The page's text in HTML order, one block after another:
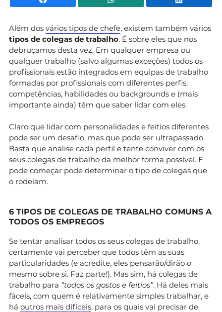
Além dos vários tipos de chefe, existem também vários
tipos de colegas de trabalho. É sobre eles que nos
debruçamos desta vez. Em qualquer empresa ou
qualquer trabalho (salvo algumas exceções) todos os
profissionais estão integrados em equipas de trabalho
formadas por profissionais com diferentes perfis,
competências, habilidades ou backgrounds e (mais
importante ainda) têm que saber lidar com eles.
Claro que lidar com personalidades e feitios diferentes
pode ser um desafio, mas que pode ser ultrapassado.
Basta que analise cada perfil e tente conviver com os
seus colegas de trabalho da melhor forma possível. E
pode começar pode determinar o tipo de colegas que
o rodeiam.
6 TIPOS DE COLEGAS DE TRABALHO COMUNS A
TODOS OS EMPREGOS
Se tentar analisar todos os seus colegas de trabalho,
certamente vai perceber que todos têm as suas
particularidades (e acredite, eles pensarão/dirão o
mesmo sobre si. Faz parte!). Mas sim, há colegas de
trabalho para “todos os gostos e feitios”. Há deles mais
fáceis, com quem é relativamente simples trabalhar, e
há outros mais difíceis, para os quais vai precisar de